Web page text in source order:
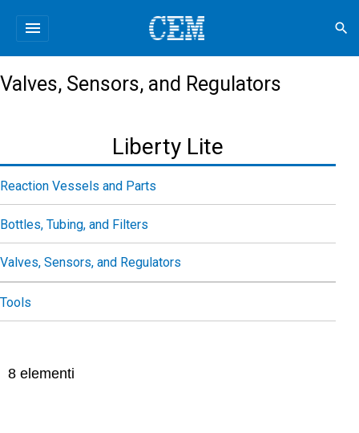
menu search
Valves, Sensors, and Regulators
8 elementi
Liberty Lite
Reaction Vessels and Parts
Bottles, Tubing, and Filters
Valves, Sensors, and Regulators
Tools